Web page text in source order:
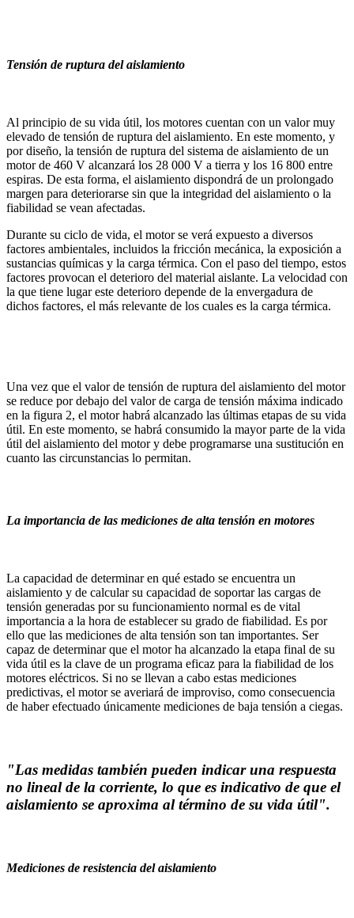
Tensión de ruptura del aislamiento
Al principio de su vida útil, los motores cuentan con un valor muy
elevado de tensión de ruptura del aislamiento. En este momento, y
por diseño, la tensión de ruptura del sistema de aislamiento de un
motor de 460 V alcanzará los 28 000 V a tierra y los 16 800 entre
espiras. De esta forma, el aislamiento dispondrá de un prolongado
margen para deteriorarse sin que la integridad del aislamiento o la
fiabilidad se vean afectadas.
Durante su ciclo de vida, el motor se verá expuesto a diversos
factores ambientales, incluidos la fricción mecánica, la exposición a
sustancias químicas y la carga térmica. Con el paso del tiempo, estos
factores provocan el deterioro del material aislante. La velocidad con
la que tiene lugar este deterioro depende de la envergadura de
dichos factores, el más relevante de los cuales es la carga térmica.
Una vez que el valor de tensión de ruptura del aislamiento del motor
se reduce por debajo del valor de carga de tensión máxima indicado
en la figura 2, el motor habrá alcanzado las últimas etapas de su vida
útil. En este momento, se habrá consumido la mayor parte de la vida
útil del aislamiento del motor y debe programarse una sustitución en
cuanto las circunstancias lo permitan.
La importancia de las mediciones de alta tensión en motores
La capacidad de determinar en qué estado se encuentra un
aislamiento y de calcular su capacidad de soportar las cargas de
tensión generadas por su funcionamiento normal es de vital
importancia a la hora de establecer su grado de fiabilidad. Es por
ello que las mediciones de alta tensión son tan importantes. Ser
capaz de determinar que el motor ha alcanzado la etapa final de su
vida útil es la clave de un programa eficaz para la fiabilidad de los
motores eléctricos. Si no se llevan a cabo estas mediciones
predictivas, el motor se averiará de improviso, como consecuencia
de haber efectuado únicamente mediciones de baja tensión a ciegas.
"Las medidas también pueden indicar una respuesta
no lineal de la corriente, lo que es indicativo de que el
aislamiento se aproxima al término de su vida útil".
Mediciones de resistencia del aislamiento